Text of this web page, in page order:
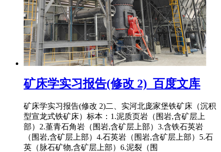
矿床学实习报告(修改 2)_百度文库
矿床学实习报告(修改 2)二、实河北庞家堡铁矿床（沉积
型宣龙式铁矿床）标本：1.泥质页岩（围岩,含矿层上
部）2.堇青石角岩（围岩,含矿层上部）3.含铁石英岩
（围岩,含矿层上部）4.石英岩（围岩,含矿层上部）5.石
英（脉石矿物,含矿层上部）6.泥裂（围